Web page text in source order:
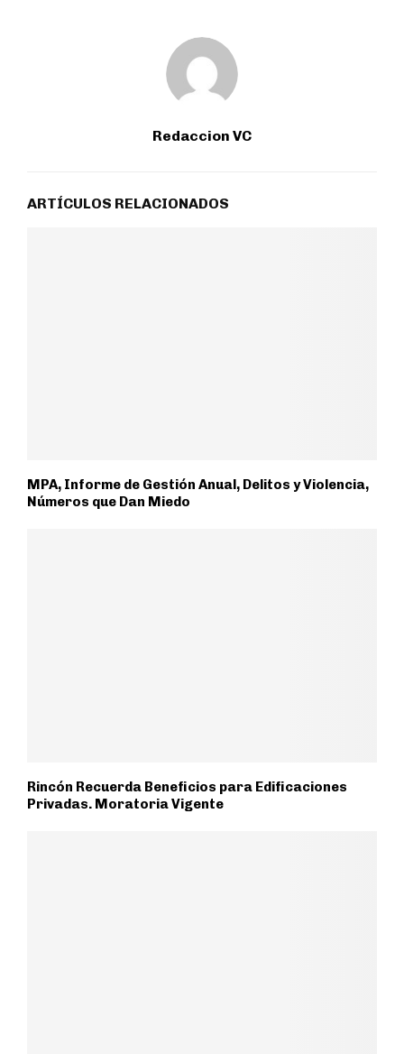
Redaccion VC
ARTÍCULOS RELACIONADOS
MPA, Informe de Gestión Anual, Delitos y Violencia,
Números que Dan Miedo
Rincón Recuerda Beneficios para Edificaciones
Privadas. Moratoria Vigente